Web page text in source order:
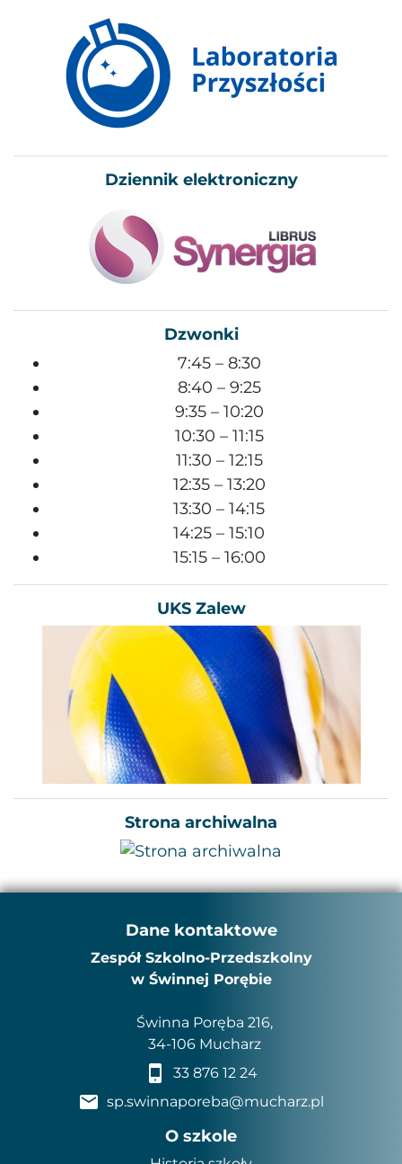
Dziennik elektroniczny
Dzwonki
7:45 – 8:30
8:40 – 9:25
9:35 – 10:20
10:30 – 11:15
11:30 – 12:15
12:35 – 13:20
13:30 – 14:15
14:25 – 15:10
15:15 – 16:00
UKS Zalew
Strona archiwalna
Dane kontaktowe
Zespół Szkolno-Przedszkolny
w Świnnej Porębie
Świnna Poręba 216,
34-106 Mucharz
33 876 12 24
sp.swinnaporeba@mucharz.pl
O szkole